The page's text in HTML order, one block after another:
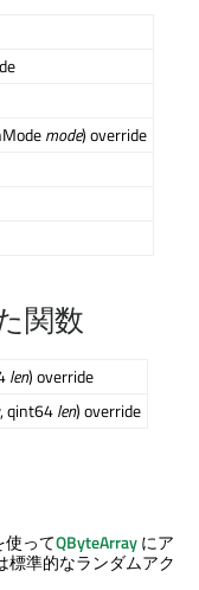
mode) override
関数
len) override
, qint64len) override
使ってQByteArrayにア
標準的なランダムアク